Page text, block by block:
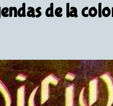
de la